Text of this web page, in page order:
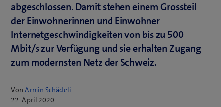
abgeschlossen. Damit stehen einem Grossteil
der Einwohnerinnen und Einwohner
Internetgeschwindigkeiten von bis zu 500
Mbit/s zur Verfügung und sie erhalten Zugang
zum modernsten Netz der Schweiz.
VonArmin Schädeli
22. April 2020